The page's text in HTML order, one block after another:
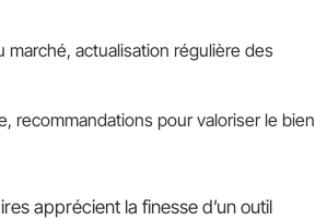
actualisation régulière des
recommandations pour valoriser le bien
apprécient la finesse d’un outil